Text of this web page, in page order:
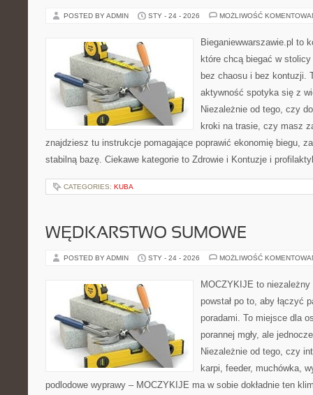
POSTED BY ADMIN STY - 24 - 2026 MOŻLIWOŚĆ
Bieganiewwarszawie.pl to
które chcą biegać w
bez chaosu i bez kontuzji.
aktywność spotyka się z
Niezależnie od tego, czy
kroki na trasie, czy masz
znajdziesz tu instrukcje pomagające poprawić ekonomię biegu,
stabilną bazę. Ciekawe kategorie to Zdrowie i Kontuzje i
CATEGORIES: KUBA
WĘDKARSTWO SUMOWE
POSTED BY ADMIN STY - 24 - 2026 MOŻLIWOŚĆ
MOCZYKIJE to
powstał po to, aby łączyć
poradami. To miejsce dla
porannej mgły, ale
Niezależnie od tego, czy
karpi, feeder, muchówka,
podlodowe wyprawy – MOCZYKIJE ma w sobie dokładnie ten